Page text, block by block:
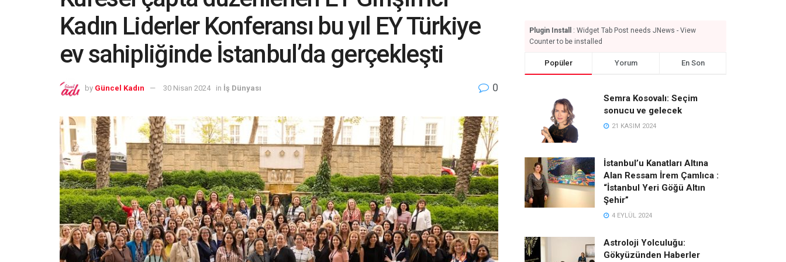
Kadın Liderler Konferansı bu yıl EY Türkiye
ev sahipliğinde İstanbul’da gerçekleşti
by Güncel Kadın 30 Nisan 2024 in İş Dünyası 0
Plugin Install
: Widget Tab Post needs JNews - View
Counter to be installed
Popüler Yorum En Son
Semra Kosovalı: Seçim
sonucu ve gelecek
21 KASIM 2024
İstanbul’u Kanatları Altına
Alan Ressam İrem Çamlıca :
“İstanbul Yeri Göğü Altın
Şehir”
4 EYLÜL 2024
Astroloji Yolculuğu:
Gökyüzünden Haberler